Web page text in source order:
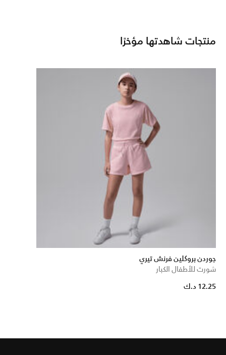
منتجات شاهدتها مؤخرًا
جوردن بروكلين فرنش تيري
شورت للأطفال الكبار
12.25 د.ك